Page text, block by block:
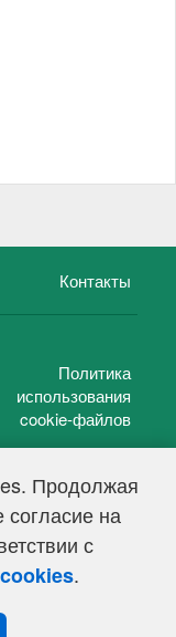
Продолжая
согласие на
с
.
Контакты
Политика
использования
cookie-файлов
39848, выдано